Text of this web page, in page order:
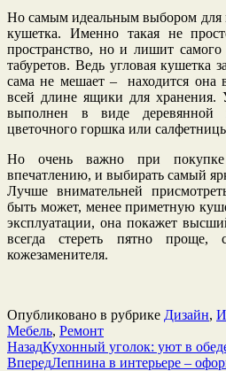
Но самым идеальным выбором для
кушетка. Именно такая не
пространство, но и лишит
табуретов. Ведь угловая кушетка
сама не мешает – находится она
всей длине ящики для
выполнен в виде деревянной
цветочного горшка или
Но очень важно при покупке
впечатлению, и выбирать самый
Лучше внимательней
быть может, менее приметную
эксплуатации, она покажет
всегда стереть пятно
кожезаменителя.
Опубликовано в рубрике Дизайн,
Мебель, Ремонт
НазадКухонный уголок: уют в
ВпередЛепнина в интерьере –